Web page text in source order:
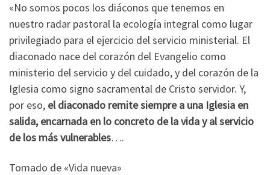
«No somos pocos los diáconos que tenemos en
nuestro radar pastoral la ecología integral como lugar
privilegiado para el ejercicio del servicio ministerial. El
diaconado nace del corazón del Evangelio como
ministerio del servicio y del cuidado, y del corazón de la
Iglesia como signo sacramental de Cristo servidor. Y,
por eso, el diaconado remite siempre a una Iglesia en
salida, encarnada en lo concreto de la vida y al servicio
de los más vulnerables….
Tomado de «Vida nueva»